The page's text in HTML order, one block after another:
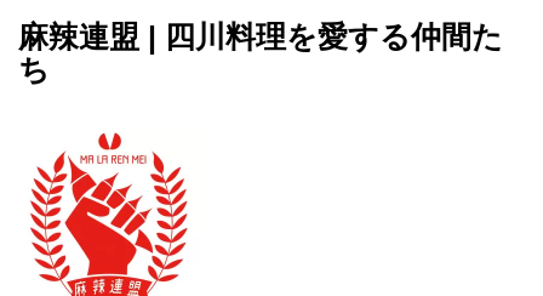
麻辣連盟 | 四川料理を愛する仲間た
ち